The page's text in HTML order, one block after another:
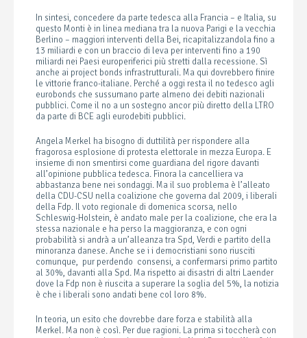
In sintesi, concedere da parte tedesca alla Francia – e Italia, su
questo Monti è in linea mediana tra la nuova Parigi e la vecchia
Berlino – maggiori interventi della Bei, ricapitalizzandola fino a
13 miliardi e con un braccio di leva per interventi fino a 190
miliardi nei Paesi europeriferici più stretti dalla recessione. Sì
anche ai project bonds infrastrutturali. Ma qui dovrebbero finire
le vittorie franco-italiane. Perché a oggi resta il no tedesco agli
eurobonds che sussumano parte almeno dei debiti nazionali
pubblici. Come il no a un sostegno ancor più diretto della LTRO
da parte di BCE agli eurodebiti pubblici.
Angela Merkel ha bisogno di duttilità per rispondere alla
fragorosa esplosione di protesta elettorale in mezza Europa. E
insieme di non smentirsi come guardiana del rigore davanti
all’opinione pubblica tedesca. Finora la cancelliera va
abbastanza bene nei sondaggi. Ma il suo problema è l’alleato
della CDU-CSU nella coalizione che governa dal 2009, i liberali
della Fdp. Il voto regionale di domenica scorsa, nello
Schleswig-Holstein, è andato male per la coalizione, che era la
stessa nazionale e ha perso la maggioranza, e con ogni
probabilità si andrà a un’alleanza tra Spd, Verdi e partito della
minoranza danese. Anche se i i democristiani sono riusciti
comunque, pur perdendo consensi, a confermarsi primo partito
al 30%, davanti alla Spd. Ma rispetto ai disastri di altri Laender
dove la Fdp non è riuscita a superare la soglia del 5%, la notizia
è che i liberali sono andati bene col loro 8%.
In teoria, un esito che dovrebbe dare forza e stabilità alla
Merkel. Ma non è così. Per due ragioni. La prima si toccherà con